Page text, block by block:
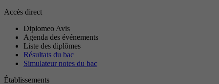
Accès direct
Diplomeo Avis
Agenda des événements
Liste des diplômes
Résultats du bac
Simulateur notes du bac
Établissements